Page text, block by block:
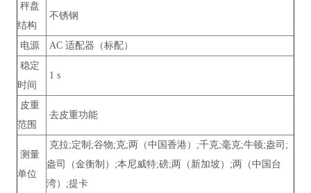
秤盘
结构
不锈钢
电源
AC 适配器（标配）
稳定
时间
1 s
皮重
范围
去皮重功能
测量
单位
克拉;定制;谷物;克;两（中国香港）;千克;毫克;牛顿;盎司;
盎司（金衡制）;本尼威特;磅;两（新加坡）;两（中国台
湾）;提卡